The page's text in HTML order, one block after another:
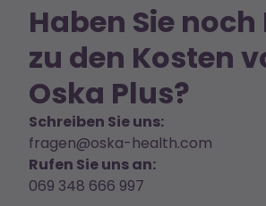
Haben Sie noch
zu den Kosten
Oska Plus?
Schreiben Sie uns:
fragen@oska-health.com
Rufen Sie uns an:
069 348 666 997